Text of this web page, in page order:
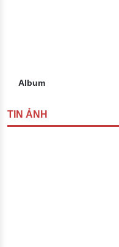
Album
TIN ẢNH